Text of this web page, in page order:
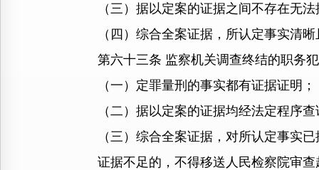
（三）据以定案的证据之间不存在无法
（四）综合全案证据，所认定事实清晰
第六十三条 监察机关调查终结的职务犯
（一）定罪量刑的事实都有证据证明；
（二）据以定案的证据均经法定程序查
（三）综合全案证据，对所认定事实已
证据不足的，不得移送人民检察院审查